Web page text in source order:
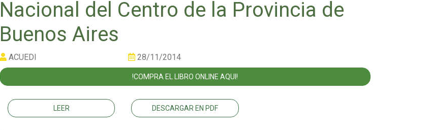
Nacional del Centro de la Provincia de
Buenos Aires
ACUEDI 28/11/2014
!COMPRA EL LIBRO ONLINE AQUI!
LEER DESCARGAR EN PDF